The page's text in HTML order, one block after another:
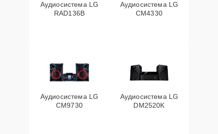
Аудиосистема LG
RAD136B
Аудиосистема LG
CM4330
Аудиосистема LG
CM9730
Аудиосистема LG
DM2520K